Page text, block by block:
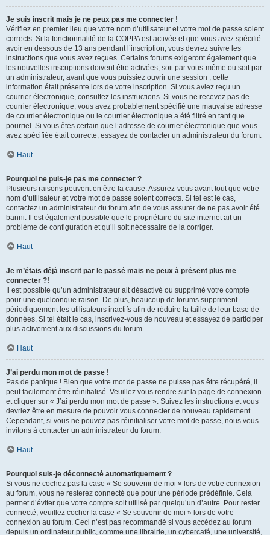
Je suis inscrit mais je ne peux pas me connecter !
Vérifiez en premier lieu que votre nom d’utilisateur et votre mot de passe soient
corrects. Si la fonctionnalité de la COPPA est activée et que vous avez spécifié
avoir en dessous de 13 ans pendant l’inscription, vous devrez suivre les
instructions que vous avez reçues. Certains forums exigeront également que
les nouvelles inscriptions doivent être activées, soit par vous-même ou soit par
un administrateur, avant que vous puissiez ouvrir une session ; cette
information était présente lors de votre inscription. Si vous aviez reçu un
courrier électronique, consultez les instructions. Si vous ne recevez pas de
courrier électronique, vous avez probablement spécifié une mauvaise adresse
de courrier électronique ou le courrier électronique a été filtré en tant que
pourriel. Si vous êtes certain que l’adresse de courrier électronique que vous
avez spécifiée était correcte, essayez de contacter un administrateur du forum.
Haut
Pourquoi ne puis-je pas me connecter ?
Plusieurs raisons peuvent en être la cause. Assurez-vous avant tout que votre
nom d’utilisateur et votre mot de passe soient corrects. Si tel est le cas,
contactez un administrateur du forum afin de vous assurer de ne pas avoir été
banni. Il est également possible que le propriétaire du site internet ait un
problème de configuration et qu’il soit nécessaire de la corriger.
Haut
Je m’étais déjà inscrit par le passé mais ne peux à présent plus me
connecter ?!
Il est possible qu’un administrateur ait désactivé ou supprimé votre compte
pour une quelconque raison. De plus, beaucoup de forums suppriment
périodiquement les utilisateurs inactifs afin de réduire la taille de leur base de
données. Si tel était le cas, inscrivez-vous de nouveau et essayez de participer
plus activement aux discussions du forum.
Haut
J’ai perdu mon mot de passe !
Pas de panique ! Bien que votre mot de passe ne puisse pas être récupéré, il
peut facilement être réinitialisé. Veuillez vous rendre sur la page de connexion
et cliquer sur « J’ai perdu mon mot de passe ». Suivez les instructions et vous
devriez être en mesure de pouvoir vous connecter de nouveau rapidement.
Cependant, si vous ne pouvez pas réinitialiser votre mot de passe, nous vous
invitons à contacter un administrateur du forum.
Haut
Pourquoi suis-je déconnecté automatiquement ?
Si vous ne cochez pas la case « Se souvenir de moi » lors de votre connexion
au forum, vous ne resterez connecté que pour une période prédéfinie. Cela
permet d’éviter que votre compte soit utilisé par quelqu’un d’autre. Pour rester
connecté, veuillez cocher la case « Se souvenir de moi » lors de votre
connexion au forum. Ceci n’est pas recommandé si vous accédez au forum
depuis un ordinateur public, comme une librairie, un cybercafé, une université,